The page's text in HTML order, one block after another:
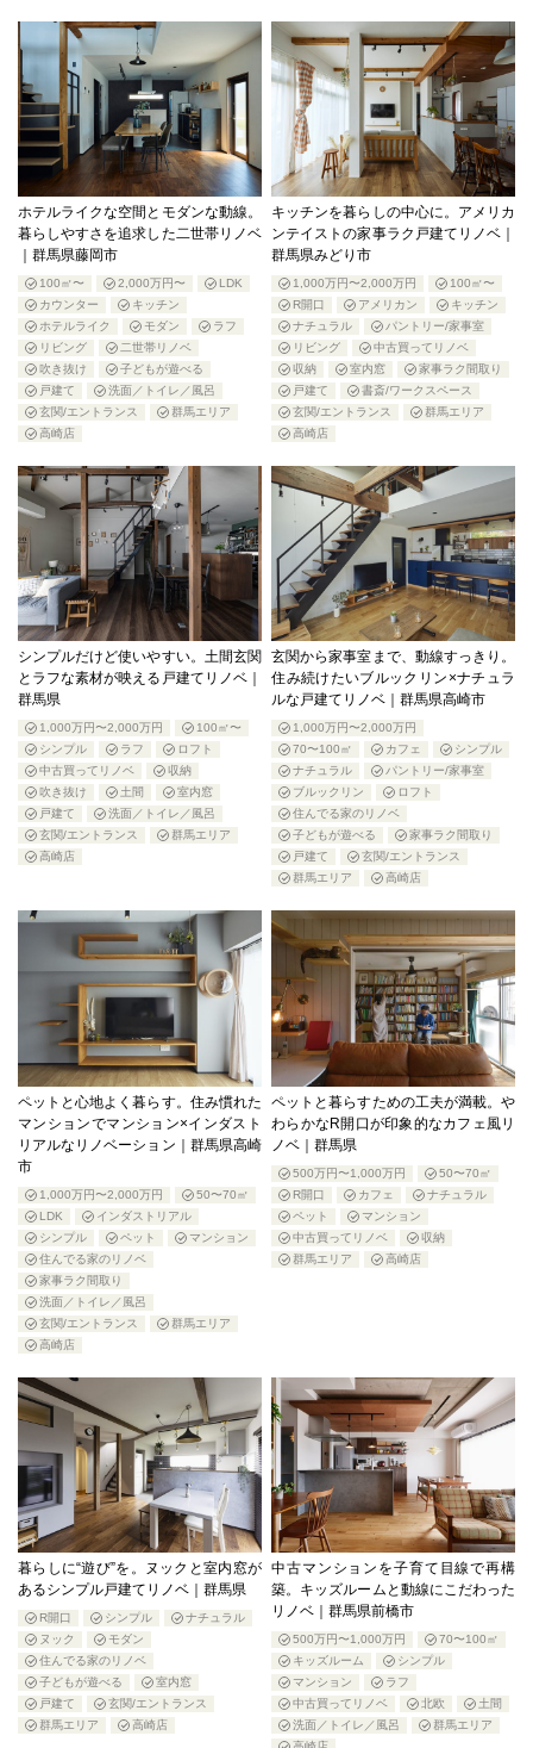
ホテルライクな空間とモダンな動線。
暮らしやすさを追求した二世帯リノベ
｜群馬県藤岡市
100㎡〜 2,000万円〜
LDK
カウンター
キッチン
ホテルライク
モダン
ラフ
リビング
二世帯リノベ
吹き抜け
子どもが遊べる
戸建て
洗面／トイレ／風呂
玄関/エントランス
群馬エリア
高崎店
キッチンを暮らしの中心に。アメリカ
ンテイストの家事ラク戸建てリノベ｜
群馬県みどり市
1,000万円〜2,000万円
100㎡〜
R開口
アメリカン
キッチン
ナチュラル
パントリー/家事室
リビング
中古買ってリノベ
収納
室内窓
家事ラク間取り
戸建て
書斎/ワークスペース
玄関/エントランス
群馬エリア
高崎店
シンプルだけど使いやすい。土間玄関
とラフな素材が映える戸建てリノベ｜
群馬県
1,000万円〜2,000万円
100㎡〜
シンプル
ラフ
ロフト
中古買ってリノベ
収納
吹き抜け
土間
室内窓
戸建て
洗面／トイレ／風呂
玄関/エントランス
群馬エリア
高崎店
玄関から家事室まで、動線すっきり。
住み続けたいブルックリン×ナチュラ
ルな戸建てリノベ｜群馬県高崎市
1,000万円〜2,000万円
70〜100㎡
カフェ
シンプル
ナチュラル
パントリー/家事室
ブルックリン
ロフト
住んでる家のリノベ
子どもが遊べる
家事ラク間取り
戸建て
玄関/エントランス
群馬エリア
高崎店
ペットと心地よく暮らす。住み慣れた
マンションでマンション×インダスト
リアルなリノベーション｜群馬県高崎
市
1,000万円〜2,000万円
50〜70㎡
LDK
インダストリアル
シンプル
ペット
マンション
住んでる家のリノベ
家事ラク間取り
洗面／トイレ／風呂
玄関/エントランス
群馬エリア
高崎店
ペットと暮らすための工夫が満載。や
わらかなR開口が印象的なカフェ風リ
ノベ｜群馬県
500万円〜1,000万円
50〜70㎡
R開口
カフェ
ナチュラル
ペット
マンション
中古買ってリノベ
収納
群馬エリア
高崎店
暮らしに“遊び”を。ヌックと室内窓が
あるシンプル戸建てリノベ｜群馬県
R開口 シンプル
ナチュラル
ヌック
モダン
住んでる家のリノベ
子どもが遊べる
室内窓
戸建て
玄関/エントランス
群馬エリア
高崎店
中古マンションを子育て目線で再構
築。キッズルームと動線にこだわった
リノベ｜群馬県前橋市
500万円〜1,000万円
70〜100㎡
キッズルーム
シンプル
マンション
ラフ
中古買ってリノベ
北欧
土間
洗面／トイレ／風呂
群馬エリア